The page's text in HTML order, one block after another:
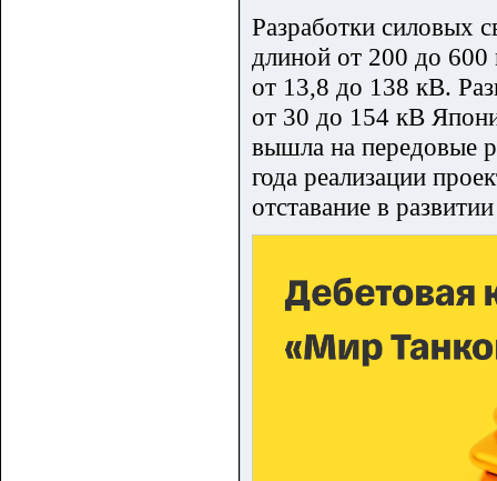
Разработки силовых
длиной от 200 до
от 13,8 до 138 кВ.
от 30 до 154 кВ
вышла на передовые
года реализации
отставание в